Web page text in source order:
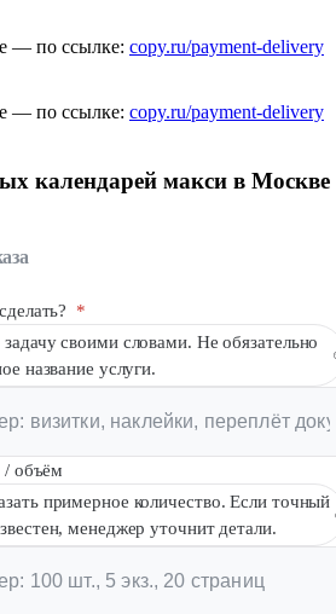
— по ссылке: copy.ru/payment-delivery
— по ссылке: copy.ru/payment-delivery
календарей макси в Москве
*
своими словами. Не обязательно
название услуги.
/ объём
примерное количество. Если точный
менеджер уточнит детали.